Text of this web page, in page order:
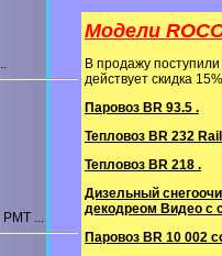
PMT ...
Модели
В продажу
действует скидка 15%
Паровоз BR 93.5 .
Тепловоз BR 232
Тепловоз BR 218 .
Дизельный
декодреом Видео с
Паровоз BR 10 002